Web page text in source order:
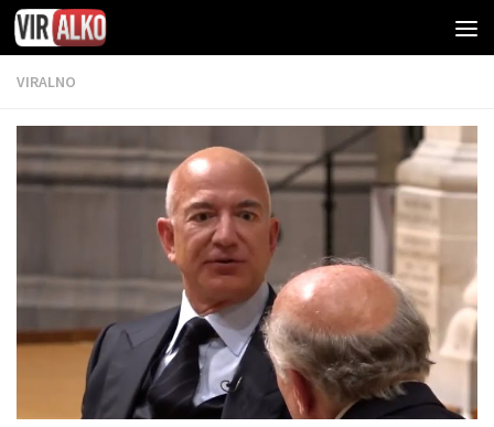
VIRALNO